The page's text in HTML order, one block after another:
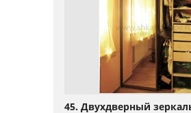
45. Двухдверный